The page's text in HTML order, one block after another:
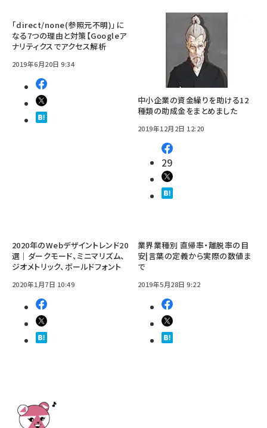
「direct/none(参照元不明)」に
なる7つの理由と対策【Googleア
ナリティクスでアクセス解析
2019年6月20日 9:34
中小企業の資金繰りを助ける12
種類の助成金をまとめました
2019年12月2日 12:20
29
2020年のWebデザイントレンド20
選｜ダークモード、ミニマリズム、
ジオメトリック、ボールドフォント
2020年1月7日 10:49
業界業種別 直帰率・離脱率の目
安|言葉の定義から実際の数値ま
で
2019年5月28日 9:22